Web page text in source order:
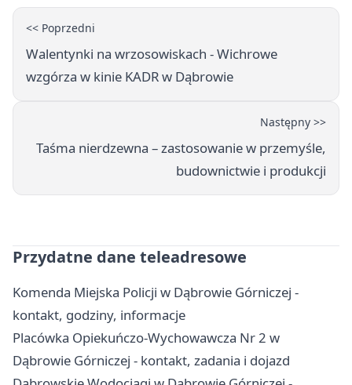
<< Poprzedni
Walentynki na wrzosowiskach - Wichrowe
wzgórza w kinie KADR w Dąbrowie
Następny >>
Taśma nierdzewna – zastosowanie w przemyśle,
budownictwie i produkcji
Przydatne dane teleadresowe
Komenda Miejska Policji w Dąbrowie Górniczej -
kontakt, godziny, informacje
Placówka Opiekuńczo-Wychowawcza Nr 2 w
Dąbrowie Górniczej - kontakt, zadania i dojazd